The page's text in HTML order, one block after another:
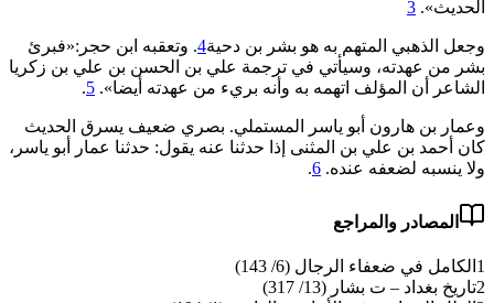
الحديث». 3
وجعل الذهبي المتهم به هو بشر بن دحية4. وتعقبه ابن حجر:«فبرئ
بشر من عهدته، وسيأتي في ترجمة علي بن الحسن بن علي بن زكريا
الشاعر أن المؤلف اتهمه به وأنه بريء من عهدته أيضا». 5
.
وعمار بن هارون أبو ياسر المستملي. بصري ضعيف يسرق الحديث
كان أحمد بن علي بن المثنى إذا حدثنا عنه يقول: حدثنا عمار أبو ياسر،
ولا ينسبه لضعفه عنده. 6
.
المصادر والمراجع
1 الكامل في ضعفاء الرجال (6/ 143)
2تاريخ بغداد – ت بشار (13/ 317)